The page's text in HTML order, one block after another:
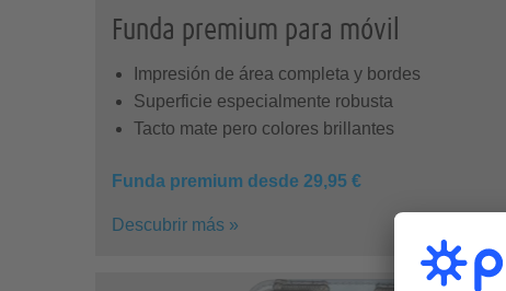
Funda premium para móvil
Impresión de área completa y bordes
Superficie especialmente robusta
Tacto mate pero colores brillantes
Funda premium desde 29,95 €
Descubrir más »